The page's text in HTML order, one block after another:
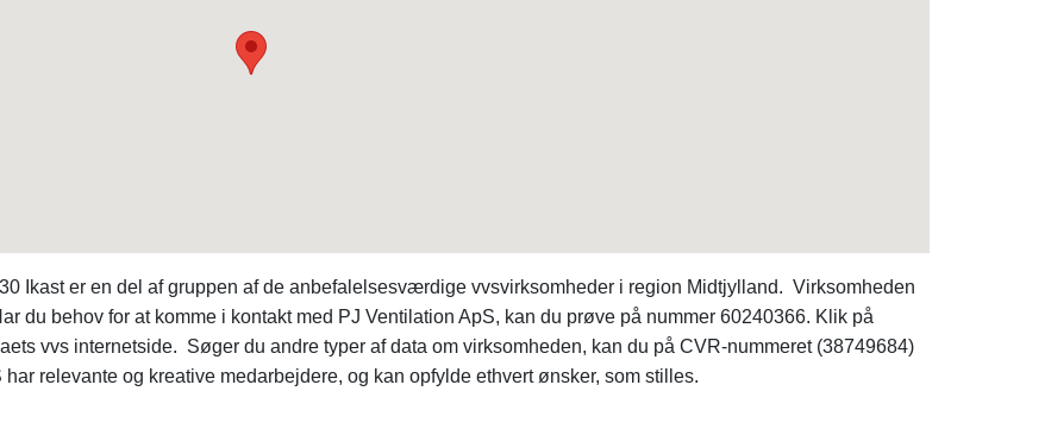
Ikast er en del af gruppen af de anbefalelsesværdige vvsvirksomheder i region Midtjylland. Virksomheden
du behov for at komme i kontakt med PJ Ventilation ApS, kan du prøve på nummer 60240366. Klik på
vvs internetside. Søger du andre typer af data om virksomheden, kan du på CVR-nummeret (38749684)
relevante og kreative medarbejdere, og kan opfylde ethvert ønsker, som stilles.